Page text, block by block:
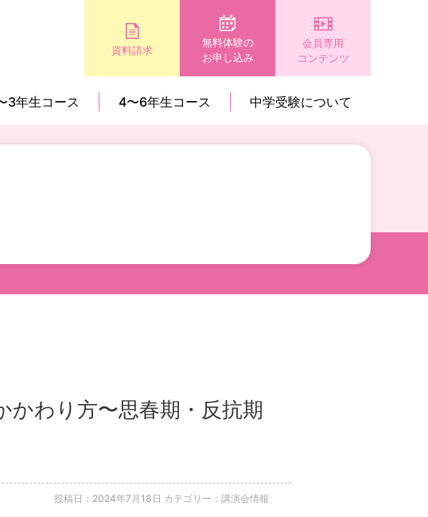
資料請求
無料体験の
お申し込み
会員専用
コンテンツ
3年生コース 4〜6年生コース 中学受験について
かわり方〜思春期・反抗期
投稿日：2024年7月18日 カテゴリー：講演会情報